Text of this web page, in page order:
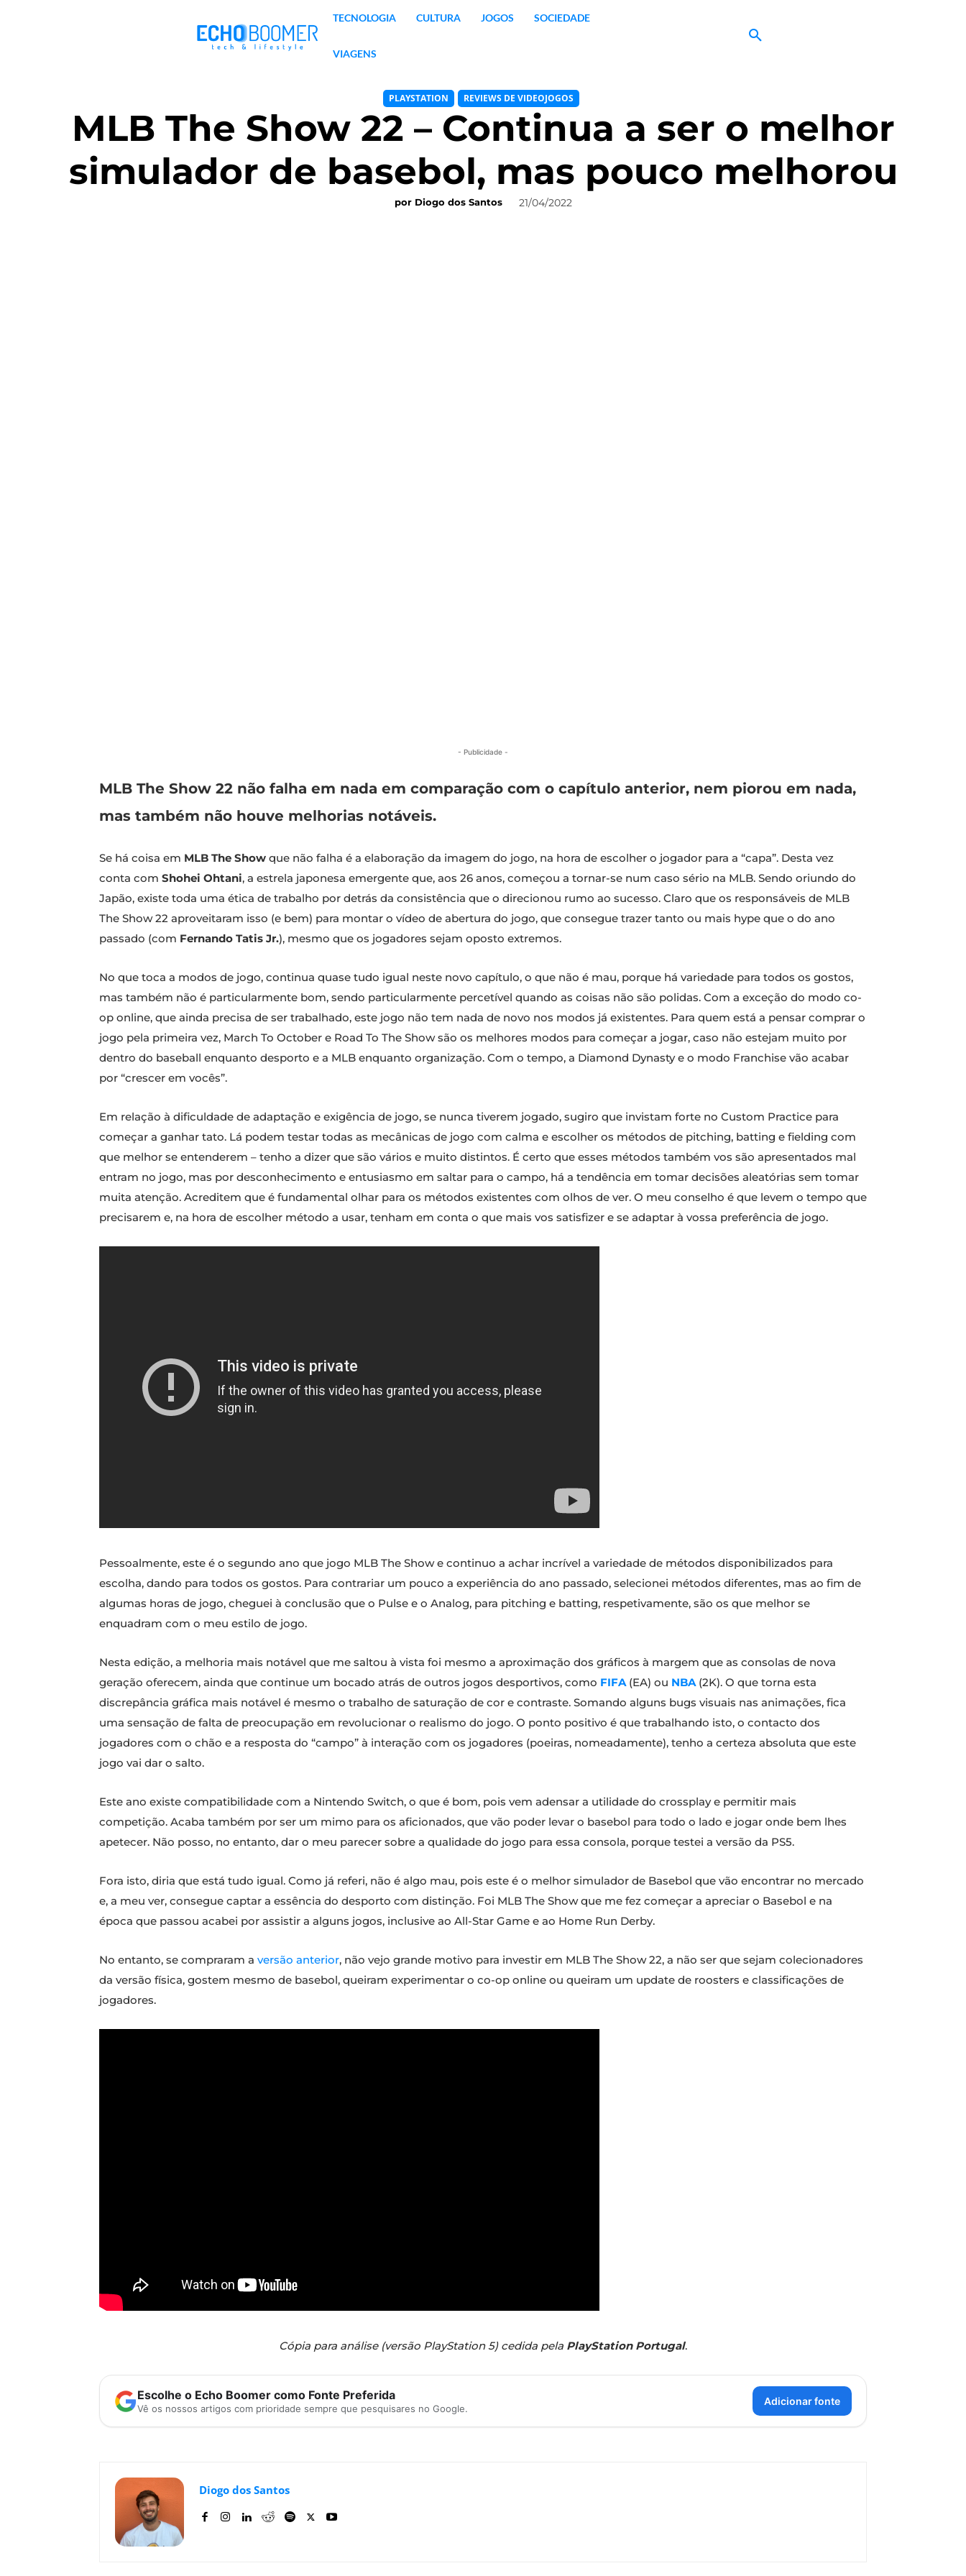
TECNOLOGIA CULTURA JOGOS SOCIEDADE
VIAGENS
PLAYSTATION REVIEWS DE VIDEOJOGOS
MLB The Show 22 – Continua a ser o melhor
simulador de basebol, mas pouco melhorou
por Diogo dos Santos 21/04/2022
- Publicidade -
MLB The Show 22 não falha em nada em comparação com o capítulo anterior, nem piorou em nada,
mas também não houve melhorias notáveis.
Se há coisa em MLB The Show que não falha é a elaboração da imagem do jogo, na hora de escolher o jogador para a “capa”. Desta vez
conta com Shohei Ohtani, a estrela japonesa emergente que, aos 26 anos, começou a tornar-se num caso sério na MLB. Sendo oriundo do
Japão, existe toda uma ética de trabalho por detrás da consistência que o direcionou rumo ao sucesso. Claro que os responsáveis de MLB
The Show 22 aproveitaram isso (e bem) para montar o vídeo de abertura do jogo, que consegue trazer tanto ou mais hype que o do ano
passado (com Fernando Tatis Jr.), mesmo que os jogadores sejam oposto extremos.
No que toca a modos de jogo, continua quase tudo igual neste novo capítulo, o que não é mau, porque há variedade para todos os gostos,
mas também não é particularmente bom, sendo particularmente percetível quando as coisas não são polidas. Com a exceção do modo co-
op online, que ainda precisa de ser trabalhado, este jogo não tem nada de novo nos modos já existentes. Para quem está a pensar comprar o
jogo pela primeira vez, March To October e Road To The Show são os melhores modos para começar a jogar, caso não estejam muito por
dentro do baseball enquanto desporto e a MLB enquanto organização. Com o tempo, a Diamond Dynasty e o modo Franchise vão acabar
por “crescer em vocês”.
Em relação à dificuldade de adaptação e exigência de jogo, se nunca tiverem jogado, sugiro que invistam forte no Custom Practice para
começar a ganhar tato. Lá podem testar todas as mecânicas de jogo com calma e escolher os métodos de pitching, batting e fielding com
que melhor se entenderem – tenho a dizer que são vários e muito distintos. É certo que esses métodos também vos são apresentados mal
entram no jogo, mas por desconhecimento e entusiasmo em saltar para o campo, há a tendência em tomar decisões aleatórias sem tomar
muita atenção. Acreditem que é fundamental olhar para os métodos existentes com olhos de ver. O meu conselho é que levem o tempo que
precisarem e, na hora de escolher método a usar, tenham em conta o que mais vos satisfizer e se adaptar à vossa preferência de jogo.
Pessoalmente, este é o segundo ano que jogo MLB The Show e continuo a achar incrível a variedade de métodos disponibilizados para
escolha, dando para todos os gostos. Para contrariar um pouco a experiência do ano passado, selecionei métodos diferentes, mas ao fim de
algumas horas de jogo, cheguei à conclusão que o Pulse e o Analog, para pitching e batting, respetivamente, são os que melhor se
enquadram com o meu estilo de jogo.
Nesta edição, a melhoria mais notável que me saltou à vista foi mesmo a aproximação dos gráficos à margem que as consolas de nova
geração oferecem, ainda que continue um bocado atrás de outros jogos desportivos, como FIFA(EA) ou NBA(2K). O que torna esta
discrepância gráfica mais notável é mesmo o trabalho de saturação de cor e contraste. Somando alguns bugs visuais nas animações, fica
uma sensação de falta de preocupação em revolucionar o realismo do jogo. O ponto positivo é que trabalhando isto, o contacto dos
jogadores com o chão e a resposta do “campo” à interação com os jogadores (poeiras, nomeadamente), tenho a certeza absoluta que este
jogo vai dar o salto.
Este ano existe compatibilidade com a Nintendo Switch, o que é bom, pois vem adensar a utilidade do crossplay e permitir mais
competição. Acaba também por ser um mimo para os aficionados, que vão poder levar o basebol para todo o lado e jogar onde bem lhes
apetecer. Não posso, no entanto, dar o meu parecer sobre a qualidade do jogo para essa consola, porque testei a versão da PS5.
Fora isto, diria que está tudo igual. Como já referi, não é algo mau, pois este é o melhor simulador de Basebol que vão encontrar no mercado
e, a meu ver, consegue captar a essência do desporto com distinção. Foi MLB The Show que me fez começar a apreciar o Basebol e na
época que passou acabei por assistir a alguns jogos, inclusive ao All-Star Game e ao Home Run Derby.
No entanto, se compraram a versão anterior, não vejo grande motivo para investir em MLB The Show 22, a não ser que sejam colecionadores
da versão física, gostem mesmo de basebol, queiram experimentar o co-op online ou queiram um update de roosters e classificações de
jogadores.
Cópia para análise (versão PlayStation 5) cedida pela PlayStation Portugal.
Escolhe o Echo Boomer como Fonte Preferida
Vê os nossos artigos com prioridade sempre que pesquisares no Google.
Adicionar fonte
Diogo dos Santos